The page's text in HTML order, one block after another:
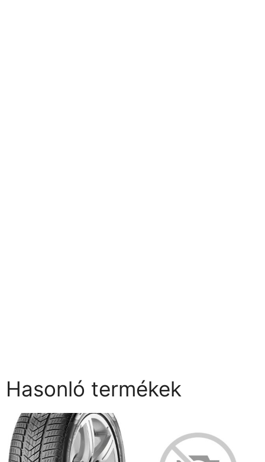
Hasonló termékek